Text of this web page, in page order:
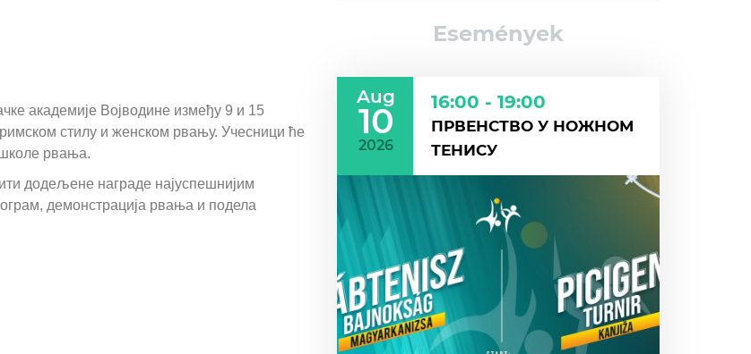
академије Војводине између 9 и 15
стилу и женском рвању. Учесници ће
рвања.
додељене награде најуспешнијим
демонстрација рвања и подела
Események
Aug
10
2026
16:00 - 19:00
ПРВЕНСТВО У НОЖНОМ
ТЕНИСУ